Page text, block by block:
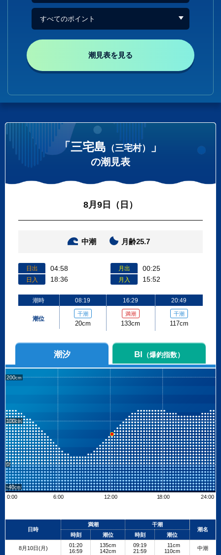
潮見表を見る
「三宅島 （三宅村） 」
の潮見表
8月9日（日）
中潮 月齢25.7
日出 04:58
日入 18:36
月出 00:25
月入 15:52
潮時
潮位
08:19
干潮
20cm
16:29
満潮
133cm
20:49
干潮
117cm
潮汐 BI （爆釣指数）
200
100
0
-40
0:00
6:00 12:00 18:00 24:00
+
日時
満潮
干潮
潮名
時刻
潮位 時刻 潮位
8月10日(月)
01:20
16:59
135cm
142cm
09:19
21:59
11cm
110cm
中潮